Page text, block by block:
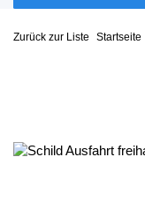
Zurück zur Liste Startseite